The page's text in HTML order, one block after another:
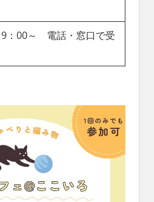
：00～ 電話・窓口で受